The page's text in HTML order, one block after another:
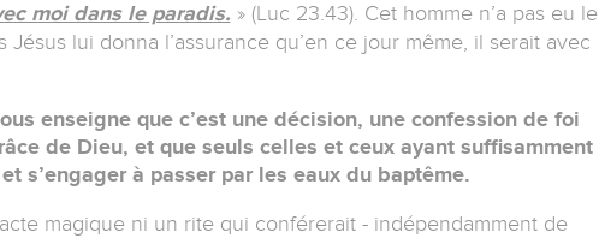
moi dans le paradis. » (Luc 23.43). Cet homme n’a pas eu le
lui donna l’assurance qu’en ce jour même, il serait avec
enseigne que c’est une décision, une confession de foi
de Dieu, et que seuls celles et ceux ayant suffisamment
s’engager à passer par les eaux du baptême.
magique ni un rite qui conférerait - indépendamment de